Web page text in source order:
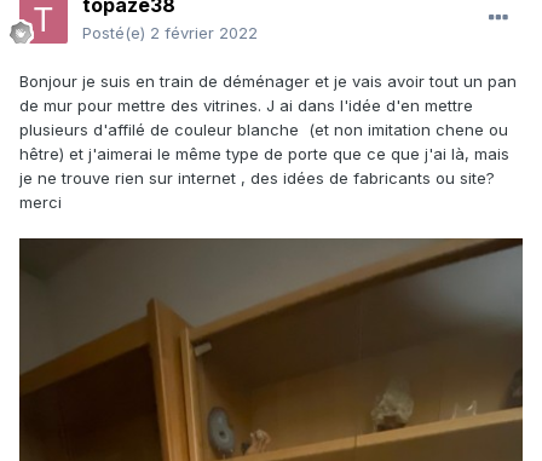
topaze38
Posté(e) 2 février 2022
Bonjour je suis en train de déménager et je vais avoir tout un pan
de mur pour mettre des vitrines. J ai dans l'idée d'en mettre
plusieurs d'affilé de couleur blanche (et non imitation chene ou
hêtre) et j'aimerai le même type de porte que ce que j'ai là, mais
je ne trouve rien sur internet , des idées de fabricants ou site?
merci